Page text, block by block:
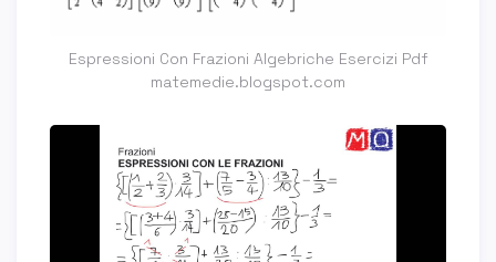
Espressioni Con Frazioni Algebriche Esercizi Pdf
matemedie.blogspot.com